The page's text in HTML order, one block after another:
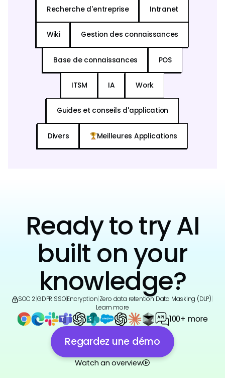
Recherche d'entreprise Intranet
Wiki Gestion des connaissances
Base de connaissances POS
ITSM IA Work
Guides et conseils d'application
Divers Meilleures Applications
Ready to try AI
built on your
knowledge?
SOC 2 GDPR SSO|Encryption Zero data retention Data Masking (DLP)
Learn more
100+ more
Regardez une démo
Watch an overview